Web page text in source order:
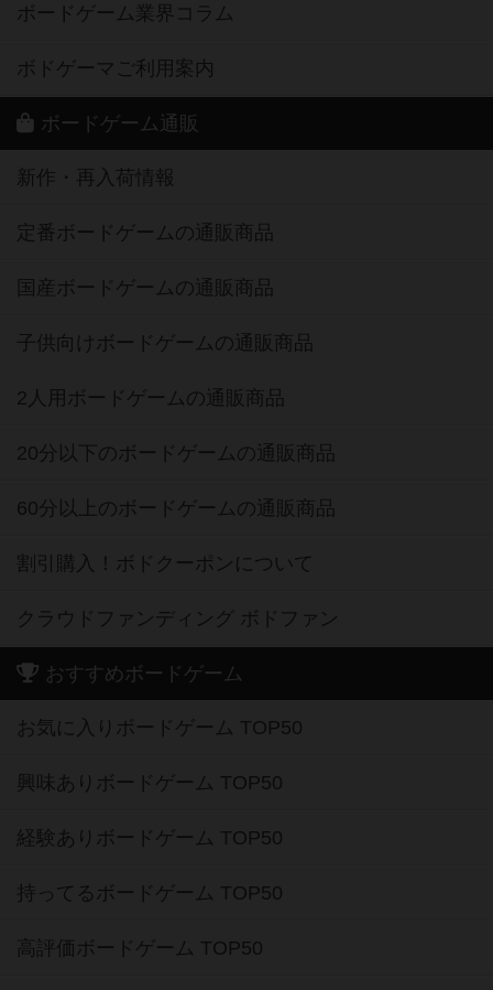
ボードゲーム業界コラム
ボドゲーマご利用案内
ボードゲーム通販
新作・再入荷情報
定番ボードゲームの通販商品
国産ボードゲームの通販商品
子供向けボードゲームの通販商品
2人用ボードゲームの通販商品
20分以下のボードゲームの通販商品
60分以上のボードゲームの通販商品
割引購入！ボドクーポンについて
クラウドファンディング ボドファン
おすすめボードゲーム
お気に入りボードゲーム TOP50
興味ありボードゲーム TOP50
経験ありボードゲーム TOP50
持ってるボードゲーム TOP50
高評価ボードゲーム TOP50